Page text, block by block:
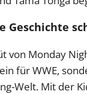
Geschichte
von Monday
für WWE,
Welt. Mit der